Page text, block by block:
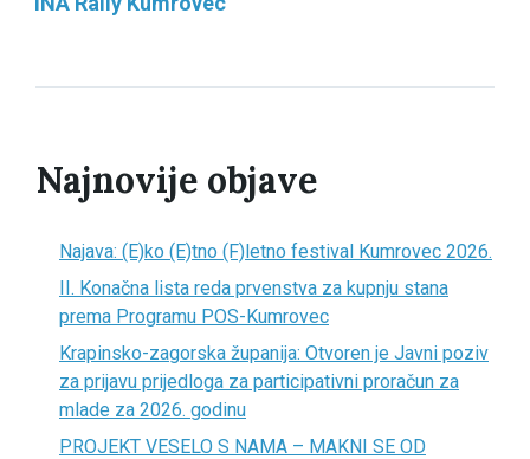
Najnovije objave
Najava: (E)ko (E)tno (F)letno festival Kumrovec 2026.
II. Konačna lista reda prvenstva za kupnju stana
prema Programu POS-Kumrovec
Krapinsko-zagorska županija: Otvoren je Javni poziv
za prijavu prijedloga za participativni proračun za
mlade za 2026. godinu
PROJEKT VESELO S NAMA – MAKNI SE OD